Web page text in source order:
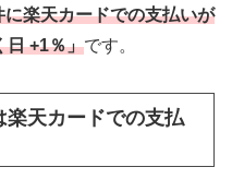
楽天カードでの支払いが
日 +1％」です。
楽天カードでの支払